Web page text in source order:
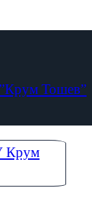
Тошев”